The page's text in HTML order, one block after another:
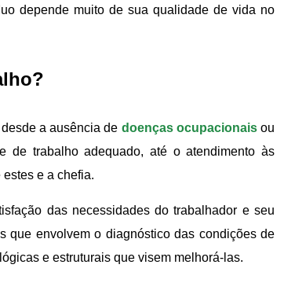
depende muito de sua qualidade de vida no
a ausência de doenças ocupacionaisou
de trabalho adequado, até o atendimento às
e a chefia.
das necessidades do trabalhador e seu
que envolvem o diagnóstico das condições de
e estruturais que visem melhorá-las.